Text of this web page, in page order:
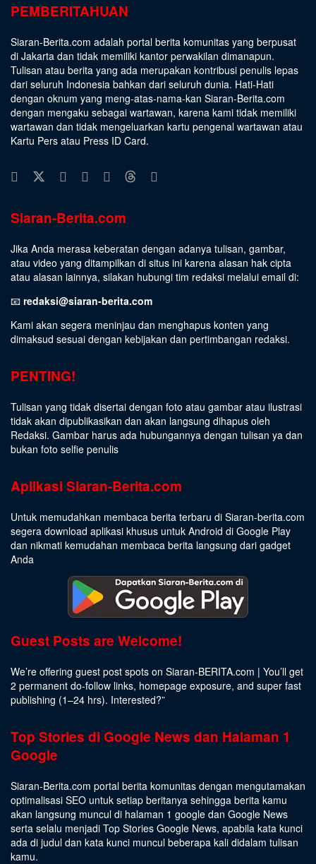
PEMBERITAHUAN
Siaran-Berita.com adalah portal berita komunitas yang berpusat
di Jakarta dan tidak memiliki kantor perwakilan dimanapun.
Tulisan atau berita yang ada merupakan kontribusi penulis lepas
dari seluruh Indonesia bahkan dari seluruh dunia. Hati-Hati
dengan oknum yang meng-atas-nama-kan Siaran-Berita.com
dengan mengaku sebagai wartawan, karena kami tidak memiliki
wartawan dan tidak mengeluarkan kartu pengenal wartawan atau
Kartu Pers atau Press ID Card.
Siaran-Berita.com
Jika Anda merasa keberatan dengan adanya tulisan, gambar,
atau video yang ditampilkan di situs ini karena alasan hak cipta
atau alasan lainnya, silakan hubungi tim redaksi melalui email di:
📧 redaksi@siaran-berita.com
Kami akan segera meninjau dan menghapus konten yang
dimaksud sesuai dengan kebijakan dan pertimbangan redaksi.
PENTING!
Tulisan yang tidak disertai dengan foto atau gambar atau ilustrasi
tidak akan dipublikasikan dan akan langsung dihapus oleh
Redaksi. Gambar harus ada hubungannya dengan tulisan ya dan
bukan foto selfie penulis
Aplikasi Siaran-Berita.com
Untuk memudahkan membaca berita terbaru di Siaran-berita.com
segera download aplikasi khusus untuk Android di Google Play
dan nikmati kemudahan membaca berita langsung dari gadget
Anda
Guest Posts are Welcome!
We’re offering guest post spots on Siaran-BERITA.com | You’ll get
2 permanent do-follow links, homepage exposure, and super fast
publishing (1–24 hrs). Interested?”
Top Stories di Google News dan Halaman 1
Google
Siaran-Berita.com portal berita komunitas dengan mengutamakan
optimalisasi SEO untuk setiap beritanya sehingga berita kamu
akan langsung muncul di halaman 1 google dan Google News
serta selalu menjadi Top Stories Google News, apabila kata kunci
ada di judul dan kata kunci muncul beberapa kali didalam tulisan
kamu.